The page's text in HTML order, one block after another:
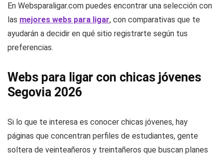
En Websparaligar.com puedes encontrar una selección con
las mejores webs para ligar, con comparativas que te
ayudarán a decidir en qué sitio registrarte según tus
preferencias.
Webs para ligar con chicas jóvenes
Segovia 2026
Si lo que te interesa es conocer chicas jóvenes, hay
páginas que concentran perfiles de estudiantes, gente
soltera de veinteañeros y treintañeros que buscan planes